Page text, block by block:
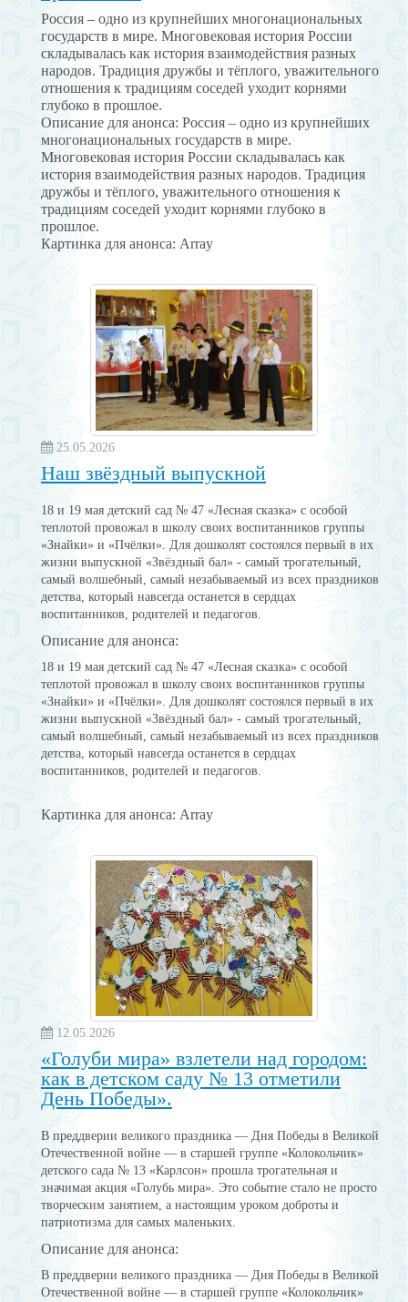
Россия – одно из крупнейших многонациональных
государств в мире. Многовековая история России
складывалась как история взаимодействия разных
народов. Традиция дружбы и тёплого, уважительного
отношения к традициям соседей уходит корнями
глубоко в прошлое.
Описание для анонса: Россия – одно из крупнейших
многонациональных государств в мире.
Многовековая история России складывалась как
история взаимодействия разных народов. Традиция
дружбы и тёплого, уважительного отношения к
традициям соседей уходит корнями глубоко в
прошлое.
Картинка для анонса: Array
25.05.2026
Наш звёздный выпускной
18 и 19 мая детский сад № 47 «Лесная сказка» с особой
теплотой провожал в школу своих воспитанников группы
«Знайки» и «Пчёлки». Для дошколят состоялся первый в их
жизни выпускной «Звёздный бал» - самый трогательный,
самый волшебный, самый незабываемый из всех праздников
детства, который навсегда останется в сердцах
воспитанников, родителей и педагогов.
Описание для анонса:
18 и 19 мая детский сад № 47 «Лесная сказка» с особой
теплотой провожал в школу своих воспитанников группы
«Знайки» и «Пчёлки». Для дошколят состоялся первый в их
жизни выпускной «Звёздный бал» - самый трогательный,
самый волшебный, самый незабываемый из всех праздников
детства, который навсегда останется в сердцах
воспитанников, родителей и педагогов.
Картинка для анонса: Array
12.05.2026
«Голуби мира» взлетели над городом:
как в детском саду № 13 отметили
День Победы».
В преддверии великого праздника — Дня Победы в Великой
Отечественной войне — в старшей группе «Колокольчик»
детского сада № 13 «Карлсон» прошла трогательная и
значимая акция «Голубь мира». Это событие стало не просто
творческим занятием, а настоящим уроком доброты и
патриотизма для самых маленьких.
Описание для анонса:
В преддверии великого праздника — Дня Победы в Великой
Отечественной войне — в старшей группе «Колокольчик»